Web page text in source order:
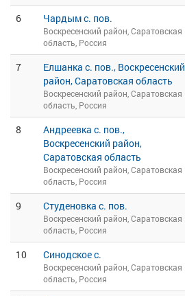
6 Чардым с. пов.
Воскресенский район, Саратовская
область, Россия
7
Елшанка с. пов., Воскресенский
район, Саратовская область
Воскресенский район, Саратовская
область, Россия
8
Андреевка с. пов.,
Воскресенский район,
Саратовская область
Воскресенский район, Саратовская
область, Россия
9 Студеновка с. пов.
Воскресенский район, Саратовская
область, Россия
10 Синодское с.
Воскресенский район, Саратовская
область, Россия